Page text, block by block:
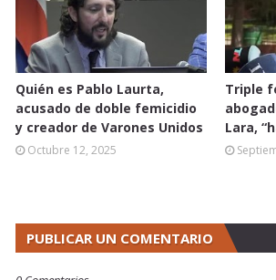
Quién es Pablo Laurta,
acusado de doble femicidio
y creador de Varones Unidos
Octubre 12, 2025
Triple
Lara,
PUBLICAR UN COMENTARIO